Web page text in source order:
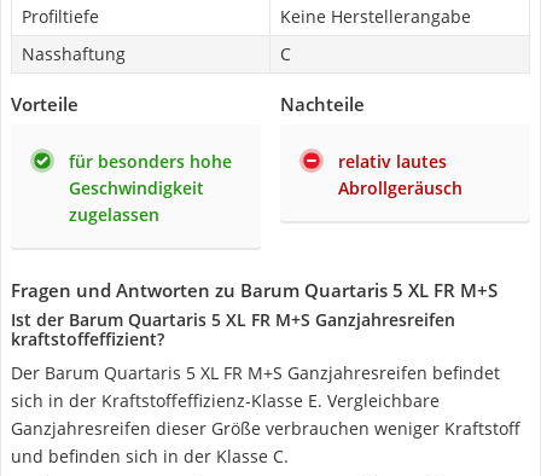
Profiltiefe
Keine Herstellerangabe
Nasshaftung
C
Vorteile
für besonders hohe
Geschwindigkeit
zugelassen
Nachteile
relativ lautes
Abrollgeräusch
Fragen und Antworten zu Barum Quartaris 5 XL FR M+S
Ist der Barum Quartaris 5 XL FR M+S Ganzjahresreifen
kraftstoffeffizient?
Der Barum Quartaris 5 XL FR M+S Ganzjahresreifen befindet
sich in der Kraftstoffeffizienz-Klasse E. Vergleichbare
Ganzjahresreifen dieser Größe verbrauchen weniger Kraftstoff
und befinden sich in der Klasse C.